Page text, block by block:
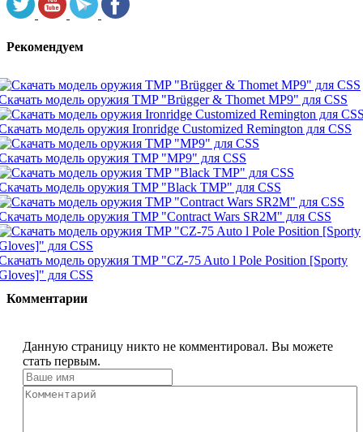
Рекомендуем
модель оружия TMP "Brügger & Thomet MP9" для CSS
модель оружия Ironridge Customized Remington для CSS
модель оружия TMP "MP9" для CSS
модель оружия TMP "Black TMP" для CSS
модель оружия TMP "Contract Wars SR2M" для CSS
модель оружия TMP "CZ-75 Auto l Pole Position [Sporty
для CSS
Комментарии
Данную страницу никто не комментировал. Вы можете
стать первым.